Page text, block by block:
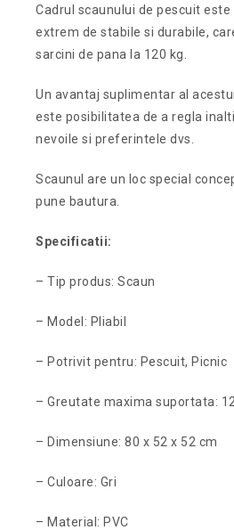
Cadrul scaunului de pescuit
extrem de stabile si durabile,
sarcini de pana la 120 kg.
Un avantaj suplimentar al
este posibilitatea de a regla
nevoile si preferintele dvs.
Scaunul are un loc special
pune bautura.
Specificatii:
– Tip produs: Scaun
– Model: Pliabil
– Potrivit pentru: Pescuit, Picnic
– Greutate maxima suportata:
– Dimensiune: 80 x 52 x 52 cm
– Culoare: Gri
– Material: PVC